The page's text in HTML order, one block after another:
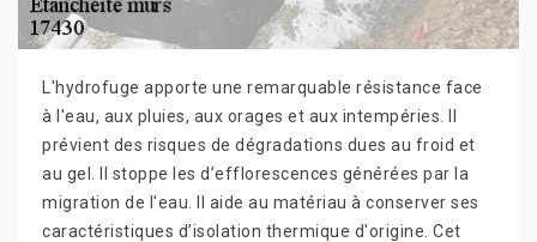
L'hydrofuge apporte une remarquable résistance face
à l'eau, aux pluies, aux orages et aux intempéries. Il
prévient des risques de dégradations dues au froid et
au gel. Il stoppe les d’efflorescences générées par la
migration de l'eau. Il aide au matériau à conserver ses
caractéristiques d’isolation thermique d'origine. Cet